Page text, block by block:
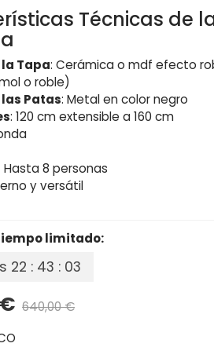
Técnicas de
Tapa: Cerámica o mdf efecto
o roble)
Patas: Metal en color negro
: 120 cm extensible a 160 cm
Hasta 8 personas
y versátil
limitado:
22 : 43 : 02
640,00 €